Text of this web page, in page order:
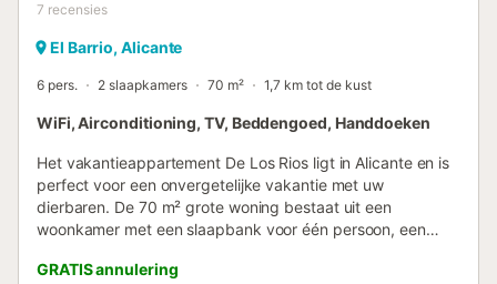
7 recensies
El Barrio, Alicante
6 pers. 2 slaapkamers 70 m² 1,7 km tot de kust
WiFi, Airconditioning, TV, Beddengoed, Handdoeken
Het vakantieappartement De Los Rios ligt in Alicante en is
perfect voor een onvergetelijke vakantie met uw
dierbaren. De 70 m² grote woning bestaat uit een
woonkamer met een slaapbank voor één persoon, een
biedt plaats aan maximaal 6 personen. Extra
GRATIS annulering